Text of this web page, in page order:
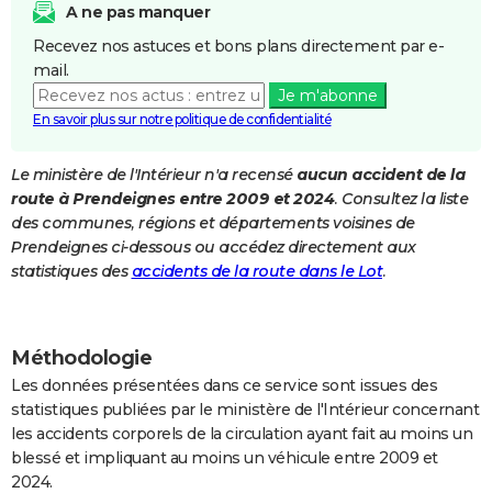
Destinations
City break
Voyage nature
Voyage de noces
Forum
Climat
PHOTO
GUIDES D'ACHAT
BONS PLANS
Carte de Noël
Carte Bonne année
Carte Saint-Valentin
Carte Pâques
Carte d'anniversaire
DICTIONNAIRE
Dictionnaire
Biographies
Citations
Expressions
Proverbes
PROGRAMME TV
FORUM
Bricolage
Television
A ne pas manquer
Recevez nos astuces et bons plans directement par e-
mail.
Je m'abonne
En savoir plus sur notre politique de confidentialité
Le ministère de l'Intérieur n'a recensé aucun accident de la
route à Prendeignes entre 2009 et 2024. Consultez la liste
des communes, régions et départements voisines de
Prendeignes ci-dessous ou accédez directement aux
statistiques des accidents de la route dans le Lot.
Méthodologie
Les données présentées dans ce service sont issues des
statistiques publiées par le ministère de l'Intérieur concernant
les accidents corporels de la circulation ayant fait au moins un
blessé et impliquant au moins un véhicule entre 2009 et
2024.